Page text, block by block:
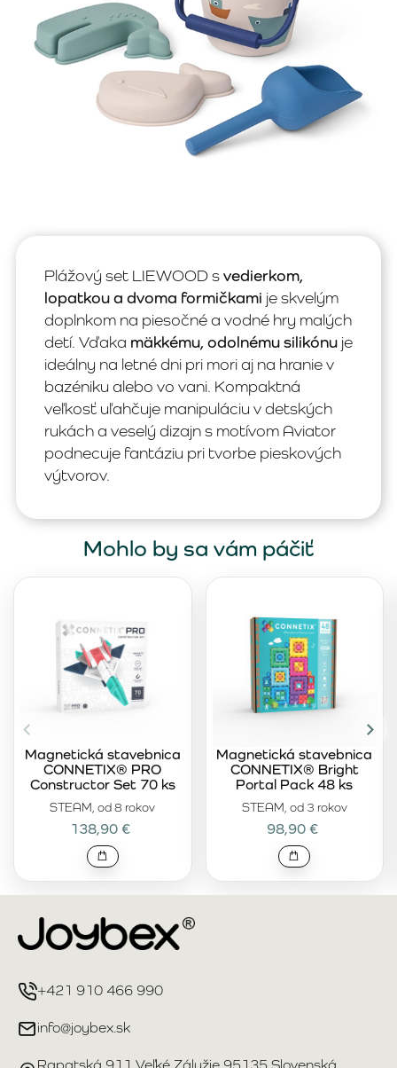
Plážový set LIEWOOD svedierkom,
lopatkou a dvoma formičkami je skvelým
doplnkom na piesočné a vodné hry malých
detí. Vďaka mäkkému, odolnému silikónu je
ideálny na letné dni pri mori aj na hranie v
bazéniku alebo vo vani. Kompaktná
veľkosť uľahčuje manipuláciu v detských
rukách a veselý dizajn s motívom Aviator
podnecuje fantáziu pri tvorbe pieskových
výtvorov.
Mohlo by sa vám páčiť
STEAM, od 8 rokov
Magnetická stavebnica
CONNETIX® PRO
Constructor Set 70 ks
138,90 €
STEAM, od 3 rokov
Magnetická stavebnica
CONNETIX® Bright
Portal Pack 48 ks
98,90 €
+421 910 466 990
info@joybex.sk